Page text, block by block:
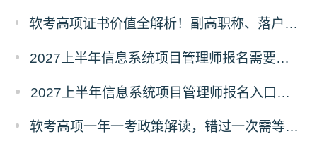
软考高项证书价值全解析！副高职称、落户补贴、职场晋升专属红利
2027上半年信息系统项目管理师报名需要准备哪些材料？
2027上半年信息系统项目管理师报名入口及流程
软考高项一年一考政策解读，错过一次需等待一整年的影响分析